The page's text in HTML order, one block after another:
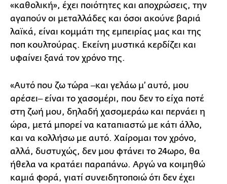
«καθολική», έχει ποιότητες και αποχρώσεις, την
αγαπούν οι μεταλλάδες και όσοι ακούνε βαριά
λαϊκά, είναι κομμάτι της εμπειρίας μας και της
ποπ κουλτούρας. Εκείνη μυστικά κερδίζει και
υφαίνει ξανά τον χρόνο της.
«Αυτό που ζω τώρα ‒και γελάω μ’ αυτό, μου
αρέσει‒ είναι το χασομέρι, που δεν το είχα ποτέ
στη ζωή μου, δηλαδή χασομεράω και περνάει η
ώρα, μετά μπορεί να καταπιαστώ με κάτι άλλο,
και να κολλήσω με αυτό. Χαίρομαι τον χρόνο,
αλλά, δυστυχώς, δεν μου φτάνει το 24ωρο, θα
ήθελα να κρατάει παραπάνω. Αργώ να κοιμηθώ
καμιά φορά, γιατί συνειδητοποιώ ότι δεν έχει